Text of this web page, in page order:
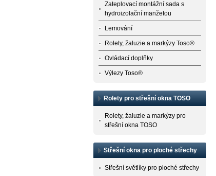
Zateplovací montážní sada s
hydroizolační manžetou
Lemování
Rolety, žaluzie a markýzy Toso®
Ovládací doplňky
Výlezy Toso®
Rolety pro střešní okna TOSO
Rolety, žaluzie a markýzy pro
střešní okna TOSO
Střešní okna pro ploché střechy
Střešní světlíky pro ploché střechy